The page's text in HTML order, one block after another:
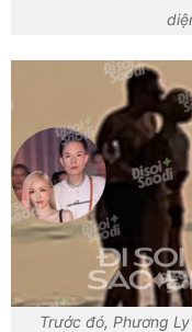
Trước đó, Phương